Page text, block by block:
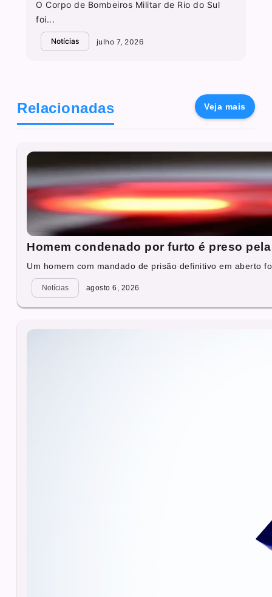
O Corpo de Bombeiros Militar de Rio do Sul
foi...
Notícias julho 7, 2026
Relacionadas Veja mais
Homem condenado por furto é preso
Um homem com mandado de prisão definitivo em aberto
Notícias agosto 6, 2026